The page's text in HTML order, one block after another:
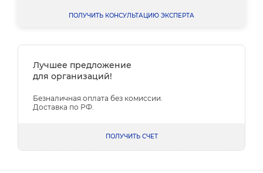
ПОЛУЧИТЬ КОНСУЛЬТАЦИЮ ЭКСПЕРТА
Лучшее предложение
для организаций!
Безналичная оплата без комиссии.
Доставка по РФ.
ПОЛУЧИТЬ СЧЕТ